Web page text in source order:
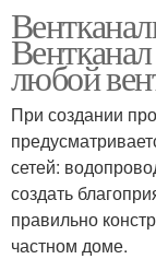
любой
При создании
сетей:
создать
правильно
частном доме.